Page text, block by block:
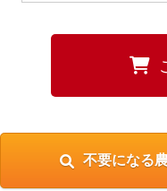
不要になる